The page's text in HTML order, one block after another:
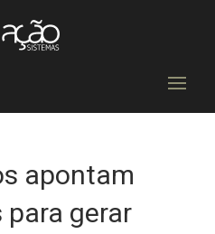
apontam
gerar